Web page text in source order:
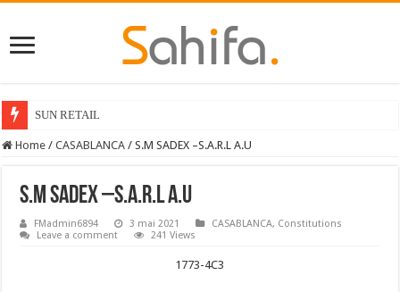
SUN RETAIL
Home / CASABLANCA / S.M SADEX –S.A.R.L A.U
S.M SADEX –S.A.R.L A.U
FMadmin6894 3 mai 2021 CASABLANCA, Constitutions
Leave a comment
241 Views
1773-4C3